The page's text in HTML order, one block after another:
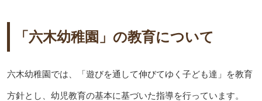
「六木幼稚園」の教育について
六木幼稚園では、「遊びを通して伸びてゆく子ども達」を教育
方針とし、幼児教育の基本に基づいた指導を行っています。